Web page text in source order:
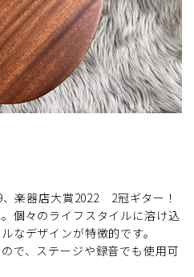
楽器店大賞2022 2冠ギター！
個々のライフスタイルに溶け込
なデザインが特徴的です。
で、ステージや録音でも使用可